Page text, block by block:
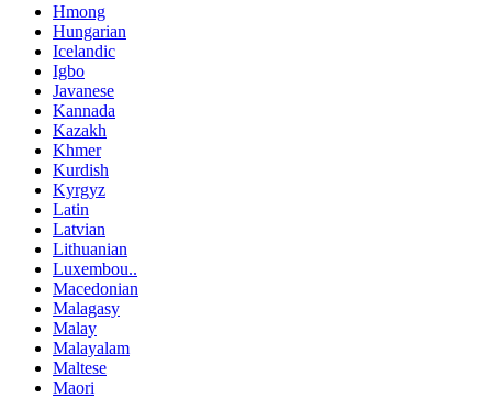
Hmong
Hungarian
Icelandic
Igbo
Javanese
Kannada
Kazakh
Khmer
Kurdish
Kyrgyz
Latin
Latvian
Lithuanian
Luxembou..
Macedonian
Malagasy
Malay
Malayalam
Maltese
Maori